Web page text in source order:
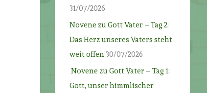
31/07/2026
Novene zu Gott Vater – Tag 2:
Das Herz unseres Vaters steht
weit offen30/07/2026
Novene zu Gott Vater – Tag 1:
Gott, unser himmlischer